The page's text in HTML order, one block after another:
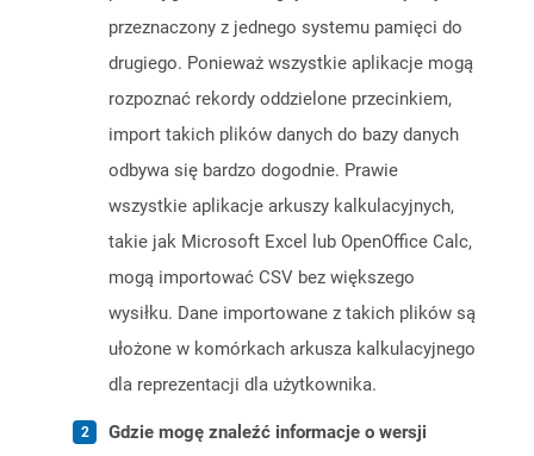
przeznaczony z jednego systemu pamięci do
drugiego. Ponieważ wszystkie aplikacje mogą
rozpoznać rekordy oddzielone przecinkiem,
import takich plików danych do bazy danych
odbywa się bardzo dogodnie. Prawie
wszystkie aplikacje arkuszy kalkulacyjnych,
takie jak Microsoft Excel lub OpenOffice Calc,
mogą importować CSV bez większego
wysiłku. Dane importowane z takich plików są
ułożone w komórkach arkusza kalkulacyjnego
dla reprezentacji dla użytkownika.
Gdzie mogę znaleźć informacje o wersji